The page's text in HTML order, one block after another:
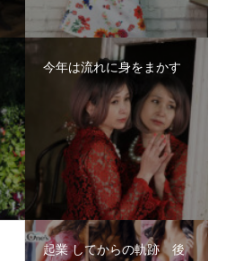
今年は流れに身をまかす
起業 してからの軌跡 後